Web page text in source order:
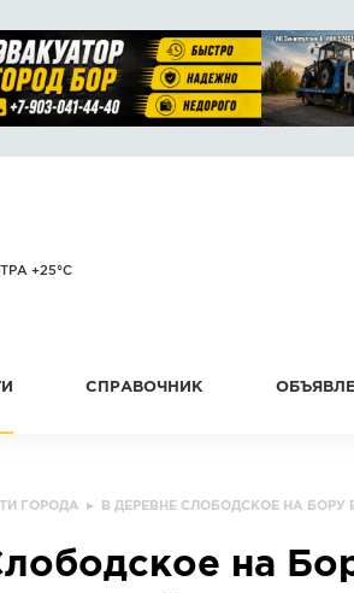
+25°C
СПРАВОЧНИК
ГОРОДА ▸ В ДЕРЕВНЕ СЛОБОДСКОЕ НА БОРУ
на